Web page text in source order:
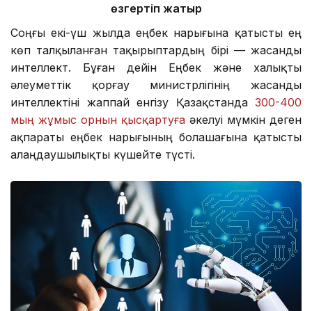
өзгертіп жатыр
Соңғы екі-үш жылда еңбек нарығына қатысты ең
көп талқыланған тақырыптардың бірі — жасанды
интеллект. Бұған дейін Еңбек және халықты
әлеуметтік қорғау министрлігінің жасанды
интеллектіні жаппай енгізу Қазақстанда 300-400
мың жұмыс орнын қысқартуға әкелуі мүмкін деген
ақпараты еңбек нарығының болашағына қатысты
алаңдаушылықты күшейте түсті.